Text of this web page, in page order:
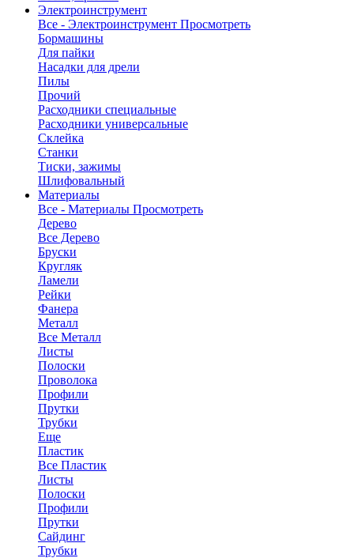
Электроинструмент
Все - Электроинструмент Просмотреть
Бормашины
Для пайки
Насадки для дрели
Пилы
Прочий
Расходники специальные
Расходники универсальные
Склейка
Станки
Тиски, зажимы
Шлифовальный
Материалы
Все - Материалы Просмотреть
Дерево
Все Дерево
Бруски
Кругляк
Ламели
Рейки
Фанера
Металл
Все Металл
Листы
Полоски
Проволока
Профили
Прутки
Трубки
Еще
Пластик
Все Пластик
Листы
Полоски
Профили
Прутки
Сайдинг
Трубки